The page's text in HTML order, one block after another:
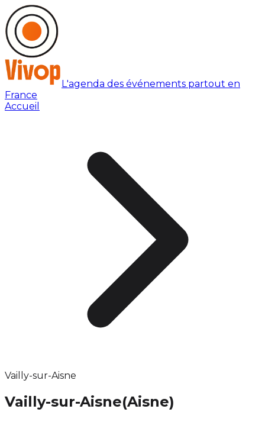
L'agenda des événements partout en
France
Accueil
Vailly-sur-Aisne
Vailly-sur-Aisne(Aisne)